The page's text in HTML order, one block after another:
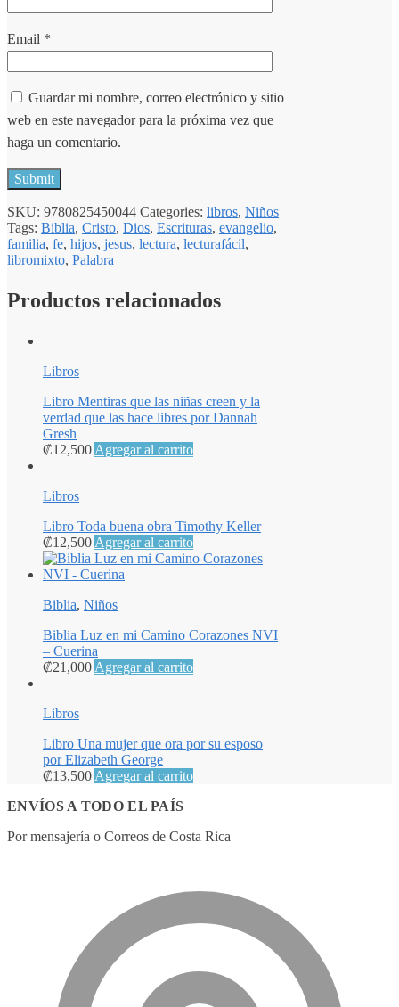
Email *
Guardar mi nombre, correo electrónico y sitio
web en este navegador para la próxima vez que
haga un comentario.
SKU: 9780825450044 Categories: libros, Niños
Tags: Biblia, Cristo, Dios, Escrituras, evangelio,
familia, fe, hijos, jesus, lectura, lecturafácil,
libromixto, Palabra
Productos relacionados
Libros
Libro Mentiras que las niñas creen y la
verdad que las hace libres por Dannah
Gresh
₡12,500 Agregar al carrito
Libros
Libro Toda buena obra Timothy Keller
₡12,500 Agregar al carrito
Biblia, Niños
Biblia Luz en mi Camino Corazones NVI
– Cuerina
₡21,000 Agregar al carrito
Libros
Libro Una mujer que ora por su esposo
por Elizabeth George
₡13,500 Agregar al carrito
ENVÍOS A TODO EL PAÍS
Por mensajería o Correos de Costa Rica